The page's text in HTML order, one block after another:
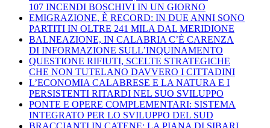
107 INCENDI BOSCHIVI IN UN GIORNO
EMIGRAZIONE, È RECORD: IN DUE ANNI SONO
PARTITI IN OLTRE 241 MILA DAL MERIDIONE
BALNEAZIONE, IN CALABRIA C’È CARENZA
DI INFORMAZIONE SULL’INQUINAMENTO
QUESTIONE RIFIUTI, SCELTE STRATEGICHE
CHE NON TUTELANO DAVVERO I CITTADINI
L’ECONOMIA CALABRESE E LA NATURA E I
PERSISTENTI RITARDI NEL SUO SVILUPPO
PONTE E OPERE COMPLEMENTARI: SISTEMA
INTEGRATO PER LO SVILUPPO DEL SUD
BRACCIANTI IN CATENE: LA PIANA DI SIBARI